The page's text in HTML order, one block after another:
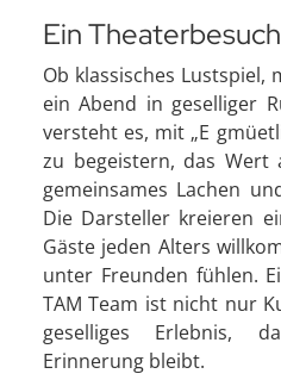
Ein
Ob klassisches
ein Abend in geselliger
versteht es, mit „E
zu begeistern, das Wert
gemeinsames Lachen
Die Darsteller kreieren
Gäste jeden Alters
unter Freunden fühlen.
TAM Team ist nicht nur
geselliges Erlebnis,
Erinnerung bleibt.